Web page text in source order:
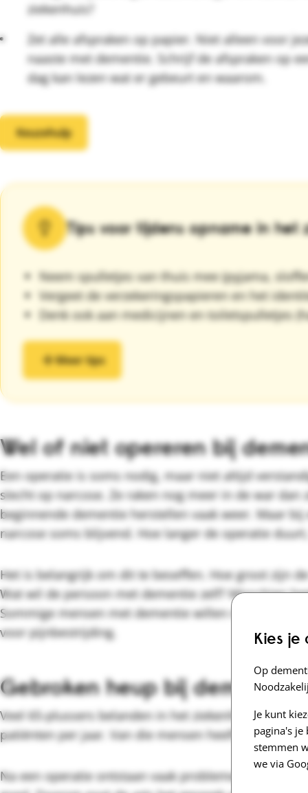
Kies je
Op
Je kunt
pagina's je
stemmen
we via
ziekenhuis?
Zet alle afspraken op papier. Niet alleen voor
naaste met dementie. Schrijf de afspraken op
dag kan lezen wat er gebeurt en waarom.
Keuzehulp
Tips voor tijdens opname in het
Neem spulletjes van thuis mee (pyjama,
Vergeet de verzekeringspapieren en het
Denk ook aan medicijnen en toiletspulletjes
Meer tips
Wel of niet opereren bij
Een operatie is soms nodig, maar niet altijd
slecht op narcose. Ze raken nog meer in de war
beginnende dementie herstellen vaak weer. Maar
narcose soms blijvend. Hoe langer de operatie
Het is belangrijk om dit te beseffen. Hoe groot zijn
Wat wil de persoon met dementie zelf? Misschien
Sommige mensen met dementie willen maximale
voor pijnbestrijding.
Gebroken heup bij dementie
Veel 65-plussers belanden in het ziekenhuis met
patiënten per jaar. Van die mensen heeft zo'n 20
Na een operatie ontstaan vaak problemen. Oudere